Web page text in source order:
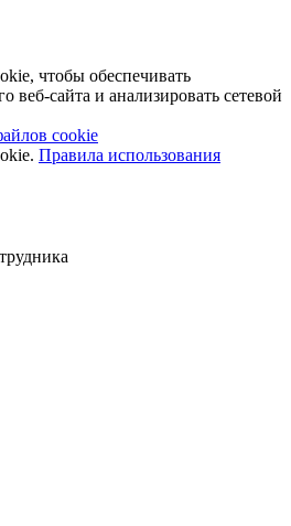
чтобы обеспечивать
веб-сайта и анализировать сетевой
cookie
Правила использования